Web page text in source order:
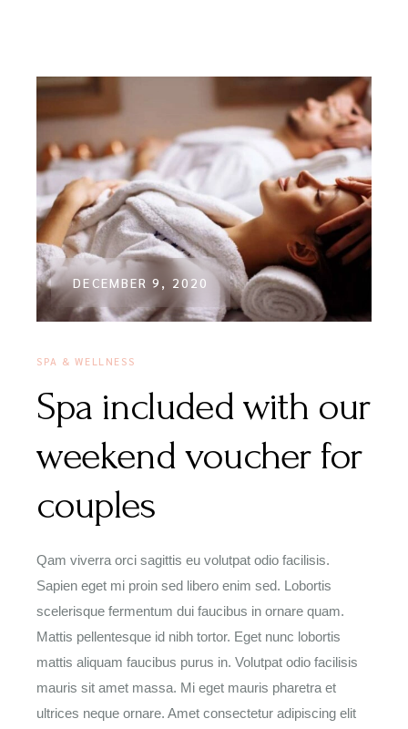
DECEMBER 9, 2020
SPA & WELLNESS
Spa included with our
weekend voucher for
couples
Qam viverra orci sagittis eu volutpat odio facilisis.
Sapien eget mi proin sed libero enim sed. Lobortis
scelerisque fermentum dui faucibus in ornare quam.
Mattis pellentesque id nibh tortor. Eget nunc lobortis
mattis aliquam faucibus purus in. Volutpat odio facilisis
mauris sit amet massa. Mi eget mauris pharetra et
ultrices neque ornare. Amet consectetur adipiscing elit